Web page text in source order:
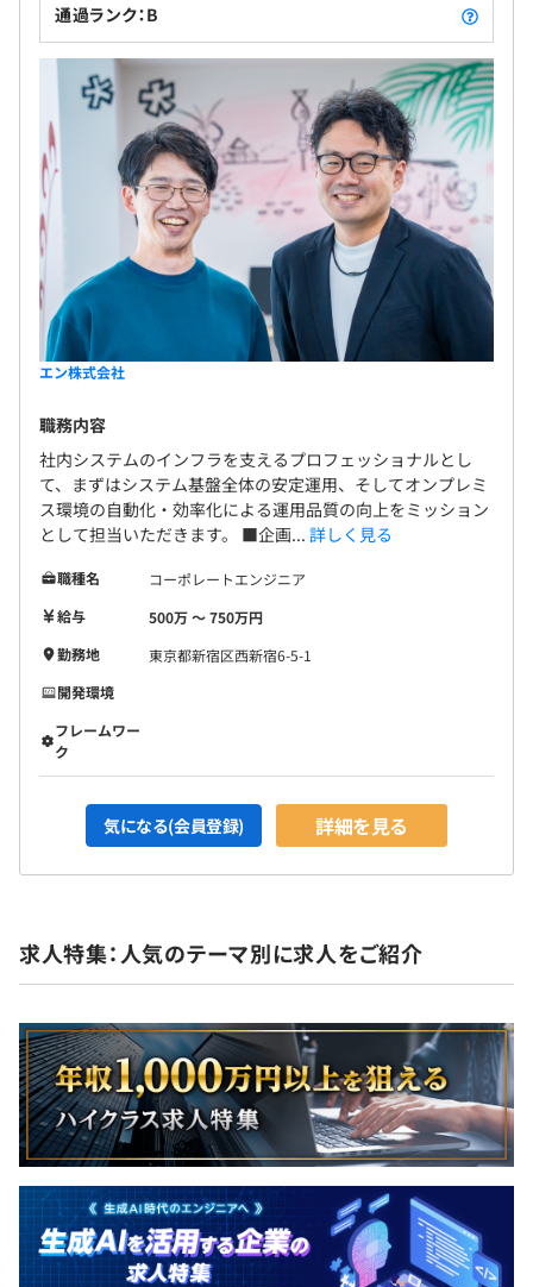
通過ランク：B
エン株式会社
職務内容
社内システムのインフラを支えるプロフェッショナルとし
て、まずはシステム基盤全体の安定運用、そしてオンプレミ
ス環境の自動化・効率化による運用品質の向上をミッション
として担当いただきます。 ■企画... 詳しく見る
職種名
コーポレートエンジニア
給与
500万 〜 750万円
勤務地
東京都新宿区西新宿6-5-1
開発環境
フレームワー
ク
気になる(会員登録) 詳細を見る
求人特集：人気のテーマ別に求人をご紹介